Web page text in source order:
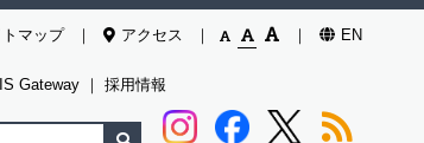
マップ アクセス EN
Gateway ｜ 採用情報